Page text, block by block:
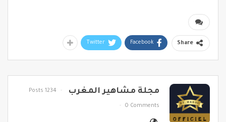
Share
Facebook
Twitter
مجلة مشاهير المغرب 1234 Posts
0 Comments